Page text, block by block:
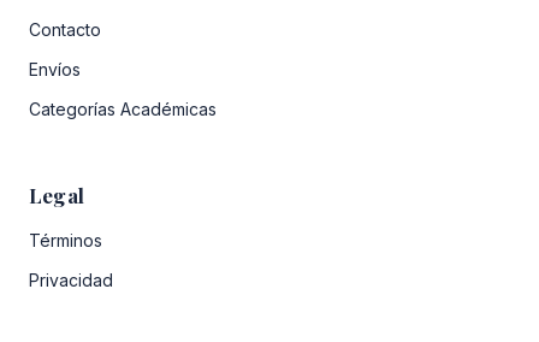
Contacto
Envíos
Categorías Académicas
Legal
Términos
Privacidad